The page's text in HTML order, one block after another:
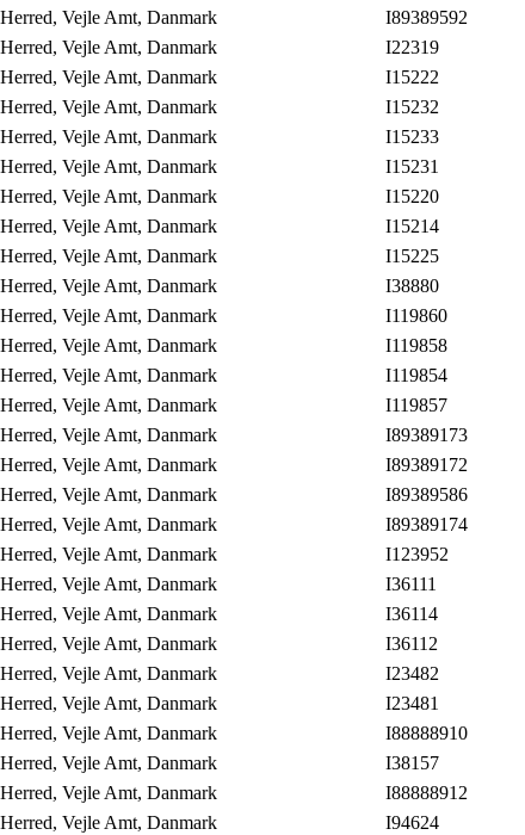
Vejle Amt, Danmark
I89389592
Vejle Amt, Danmark
I22319
Vejle Amt, Danmark
I15222
Vejle Amt, Danmark
I15232
Vejle Amt, Danmark
I15233
Vejle Amt, Danmark
I15231
Vejle Amt, Danmark
I15220
Vejle Amt, Danmark
I15214
Vejle Amt, Danmark
I15225
Vejle Amt, Danmark
I38880
Vejle Amt, Danmark
I119860
Vejle Amt, Danmark
I119858
Vejle Amt, Danmark
I119854
Vejle Amt, Danmark
I119857
Vejle Amt, Danmark
I89389173
Vejle Amt, Danmark
I89389172
Vejle Amt, Danmark
I89389586
Vejle Amt, Danmark
I89389174
Vejle Amt, Danmark
I123952
Vejle Amt, Danmark
I36111
Vejle Amt, Danmark
I36114
Vejle Amt, Danmark
I36112
Vejle Amt, Danmark
I23482
Vejle Amt, Danmark
I23481
Vejle Amt, Danmark
I88888910
Vejle Amt, Danmark
I38157
Vejle Amt, Danmark
I88888912
Vejle Amt, Danmark
I94624